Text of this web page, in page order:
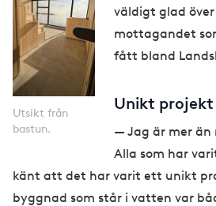
Utsikt från
bastun.
väldigt glad
mottagandet
fått bland
Unikt projekt
— Jag är mer
Alla som har
känt att det har varit ett unikt
byggnad som står i vatten var